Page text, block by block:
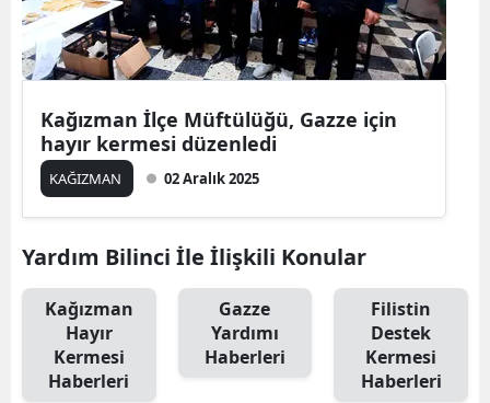
Çanakkale
Çankırı
Çorum
Edirne
Elazığ
Erzincan
Erzurum
Kağızman İlçe Müftülüğü, Gazze için
hayır kermesi düzenledi
KAĞIZMAN 02 Aralık 2025
Yardım Bilinci İle İlişkili Konular
Kağızman
Hayır
Kermesi
Haberleri
Gazze
Yardımı
Haberleri
Filistin
Destek
Kermesi
Haberleri